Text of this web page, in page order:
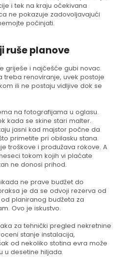
i tek na kraju očekivana
ne pokazuje zadovoljavajući
počinjati.
ruše planove
griješe i najčešće gubi novac.
treba renoviranje, uvek postoje
ili ne postaju vidljive dok se
na fotografijama u oglasu.
kada se skine stari malter.
jasni kad majstor počne da
primetite pri obilasku stana.
troškove i produžava rokove. A
tokom kojih vi plaćate
ne donosi prihod.
ne prave budžet do
je da se odvoji rezerva od
planiranog budžeta za
Ovo je iskustvo.
za tehnički pregled nekretnine
stanje instalacija,
od nekoliko stotina evra može
u desetine hiljada.